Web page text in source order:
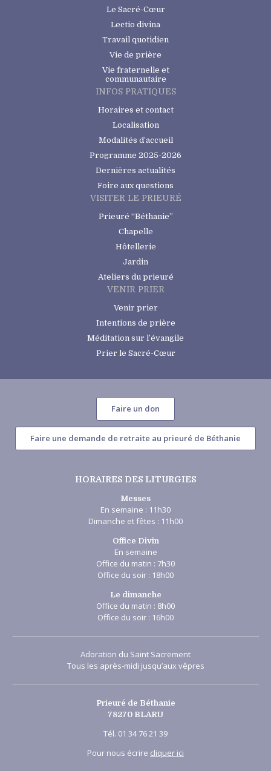
Le Sacré-Cœur
Lectio divina
Travail quotidien
Vie de prière
Vie fraternelle et
communautaire
INFOS PRATIQUES
Horaires et contact
Localisation
Modalités d’accueil
Programme 2025-2026
Dernières actualités
Foire aux questions
VISITER LE PRIEURÉ
Prieuré “Béthanie”
Chapelle
Hôtellerie
Jardin
Ateliers du prieuré
VENIR PRIER
Venir prier
Intentions de prière
Méditation sur l’évangile
Prier le Sacré-Cœur
Faire un don
Faire une demande de retraite au prieuré de Béthanie
HORAIRES DES LITURGIES
Messes
En semaine : 11h30
Dimanche et fêtes : 11h00
Office Divin
En semaine
Office du matin : 7h30
Office du soir : 18h00
Le dimanche
Office du matin : 8h00
Office du soir : 16h00
Adoration du Saint Sacrement
Tous les après-midi jusqu’aux vêpres
Prieuré de Béthanie
78270 BLARU
Tél. 01 34 76 21 39
Pour nous écrire cliquer ici